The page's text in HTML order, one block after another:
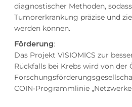
diagnostischer Methoden,
Tumorerkrankung präzise und
werden können.
Förderung:
Das Projekt VISIOMICS zur
Rückfalls bei Krebs wird von der
COIN-Programmlinie